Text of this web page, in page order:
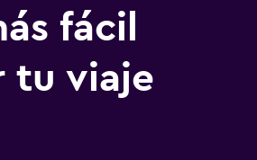
fácil
tu viaje